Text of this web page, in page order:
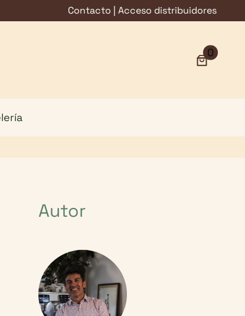
Contacto Acceso distribuidores
0
Autor